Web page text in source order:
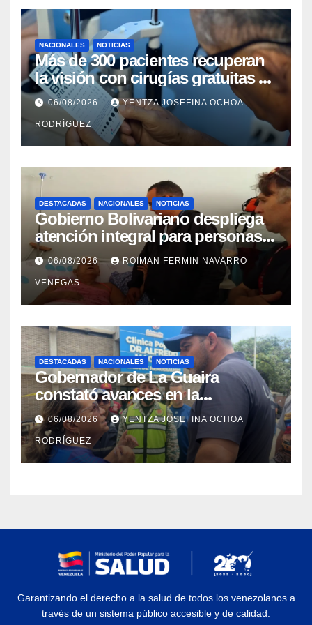
NACIONALES NOTICIAS
Más de 300 pacientes recuperan
la visión con cirugías gratuitas de
cataratas en Zulia
06/08/2026 YENTZA JOSEFINA OCHOA
RODRÍGUEZ
DESTACADAS NACIONALES NOTICIAS
Gobierno Bolivariano despliega
atención integral para personas
con discapacidad en
campamentos de La Guaira
06/08/2026 ROIMAN FERMIN NAVARRO
VENEGAS
DESTACADAS NACIONALES NOTICIAS
Gobernador de La Guaira
constató avances en la
rehabilitación del Hospitalito de
Catia la Mar
06/08/2026 YENTZA JOSEFINA OCHOA
RODRÍGUEZ
Garantizando el derecho a la salud de todos los venezolanos a
través de un sistema público accesible y de calidad.